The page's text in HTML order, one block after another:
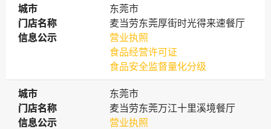
城市
城市
东莞市
门店名称
门店名称
麦当劳东莞厚街时光得来速餐厅
信息公示
信息公示
营业执照
食品经营许可证
食品安全监督量化分级
城市
城市
东莞市
门店名称
门店名称
麦当劳东莞万江十里溪境餐厅
信息公示
信息公示
营业执照